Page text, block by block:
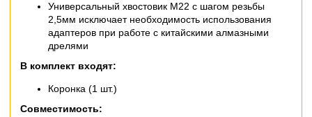
Универсальный хвостовик M22 с шагом резьбы
2,5мм исключает необходимость использования
адаптеров при работе с китайскими алмазными
дрелями
В комплект входят:
Коронка (1 шт.)
Совместимость: